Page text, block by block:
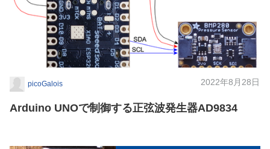
picoGalois 2022年8月28日
Arduino UNOで制御する正弦波発生器AD9834